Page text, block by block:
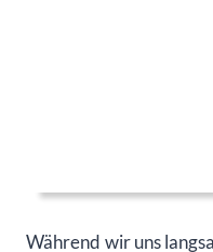
Während wir uns